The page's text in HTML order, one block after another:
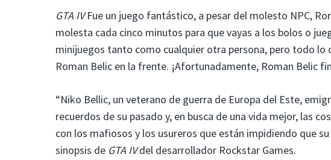
GTA IVFue un juego fantástico, a pesar del molesto NPC,
molesta cada cinco minutos para que vayas a los bolos o
minijuegos tanto como cualquier otra persona, pero todo lo
Roman Belic en la frente. ¡Afortunadamente, Roman Belic
“Niko Bellic, un veterano de guerra de Europa del Este,
recuerdos de su pasado y, en busca de una vida mejor, las
con los mafiosos y los usureros que están impidiendo que
sinopsis de GTA IVdel desarrollador Rockstar Games.